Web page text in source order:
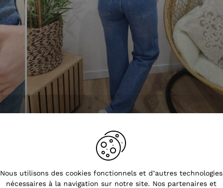
Nous utilisons des cookies fonctionnels et d’autres technologies
nécessaires à la navigation sur notre site. Nos partenaires et